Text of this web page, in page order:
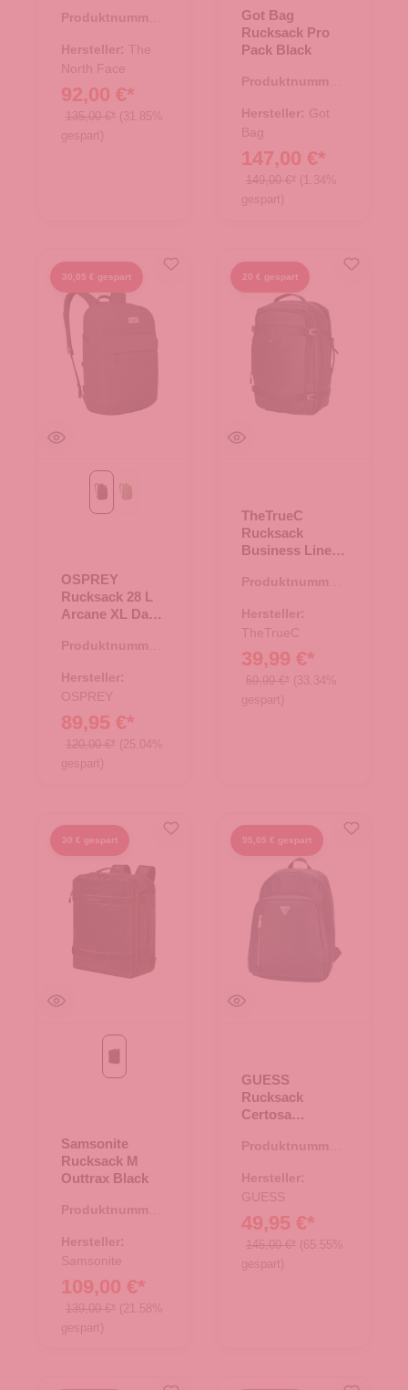
Produktnummer:
Hersteller: The
North Face
92,00 €*
135,00 €* (31.85%
gespart)
Got Bag
Rucksack Pro
Pack Black
Produktnummer:
Hersteller: Got
Bag
147,00 €*
149,00 €* (1.34%
gespart)
30,05 € gespart
Blackbotanica heather
OSPREY
Rucksack 28 L
Arcane XL Day
Produktnummer:
Hersteller:
OSPREY
89,95 €*
120,00 €* (25.04%
gespart)
20 € gespart
TheTrueC
Rucksack
Business Line -
Produktnummer:
Hersteller:
TheTrueC
39,99 €*
59,99 €* (33.34%
gespart)
30 € gespart
Black
Samsonite
Rucksack M
Outtrax Black
Produktnummer:
Hersteller:
Samsonite
109,00 €*
139,00 €* (21.58%
gespart)
95,05 € gespart
GUESS
Rucksack
Certosa
teal
Produktnummer:
Hersteller:
GUESS
49,95 €*
145,00 €* (65.55%
gespart)